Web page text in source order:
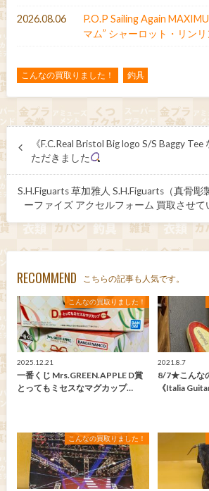
2026.08.06
P.O.P Sailing Again
マム” シャーロット・リン
こんなの買取りました！ 釣具
《F.C.Real Bristol Big logo S/S Baggy
ただきました
S.H.Figuarts 草加雅人 S.H.Figuarts（真骨彫
ーファイズ アクセルフォーム 買取させて
RECOMMEND こちらの記事も人気です。
こんなの買取りました！
2025.12.21
一番くじ Mrs.GREEN.APPLE D賞
とってもミセスなマグカップ…
2021.8.7
8/7★こんな
《Italia
こんなの買取りました！